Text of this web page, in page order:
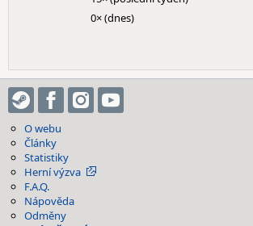
0× (dnes)
O webu
Články
Statistiky
Herní výzva
F.A.Q.
Nápověda
Odměny